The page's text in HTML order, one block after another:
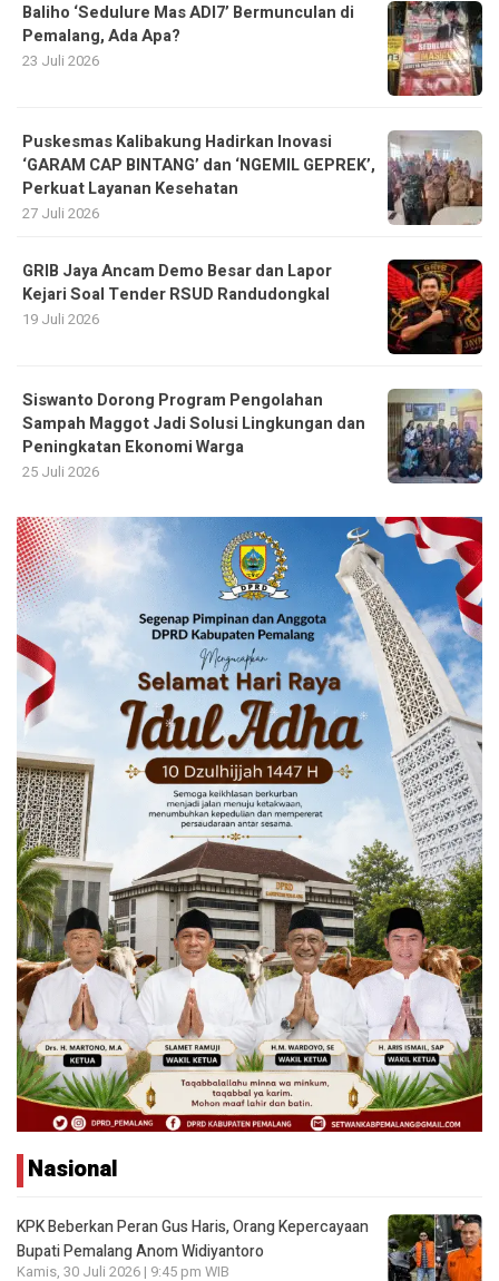
Baliho ‘Sedulure Mas ADI7’ Bermunculan di
Pemalang, Ada Apa?
23 Juli 2026
Puskesmas Kalibakung Hadirkan Inovasi
‘GARAM CAP BINTANG’ dan ‘NGEMIL GEPREK’,
Perkuat Layanan Kesehatan
27 Juli 2026
GRIB Jaya Ancam Demo Besar dan Lapor
Kejari Soal Tender RSUD Randudongkal
19 Juli 2026
Siswanto Dorong Program Pengolahan
Sampah Maggot Jadi Solusi Lingkungan dan
Peningkatan Ekonomi Warga
25 Juli 2026
Nasional
KPK Beberkan Peran Gus Haris, Orang Kepercayaan
Bupati Pemalang Anom Widiyantoro
Kamis, 30 Juli 2026 | 9:45 pm WIB